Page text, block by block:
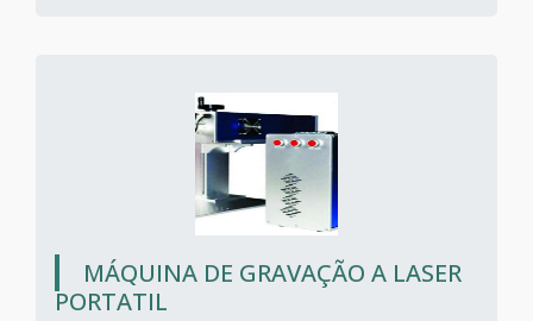
MÁQUINA DE GRAVAÇÃO A LASER
PORTATIL